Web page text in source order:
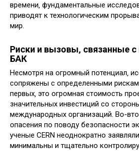
времени‚ фундаментальные
приводят к технологическим
мир.
Риски и вызовы‚ связанные
БАК
Несмотря на огромный потенциал‚
сопряжены с определенными
первых‚ это огромная стоимость
значительных инвестиций со
международных организаций. Во-
опасения по поводу безопасности
ученые CERN неоднократно
минимальны и тщательно